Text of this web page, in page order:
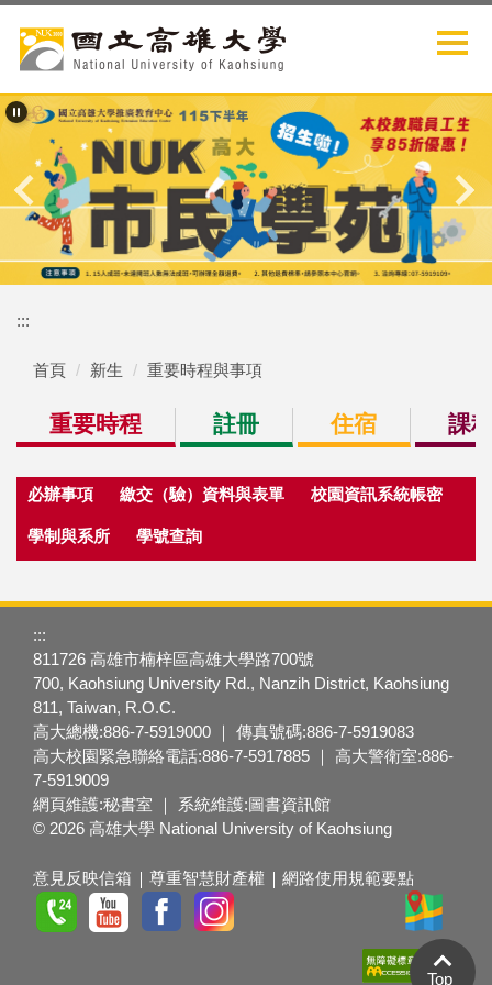
到
主
內
:::
首頁 新生 重要時程與事項
重要時程 註冊 住宿 課
必辦事項 繳交（驗）資料與表單 校園資訊系統帳密
學制與系所 學號查詢
:::
811726 高雄市楠梓區高雄大學路700號
700, Kaohsiung University Rd., Nanzih District, Kaohsiung
811, Taiwan, R.O.C.
高大總機:886-7-5919000 ｜ 傳真號碼:886-7-5919083
高大校園緊急聯絡電話:886-7-5917885 ｜ 高大警衛室:886-
7-5919009
網頁維護:秘書室 ｜ 系統維護:圖書資訊館
© 2026 高雄大學 National University of Kaohsiung
意見反映信箱 尊重智慧財產權 網路使用規範要點
Top